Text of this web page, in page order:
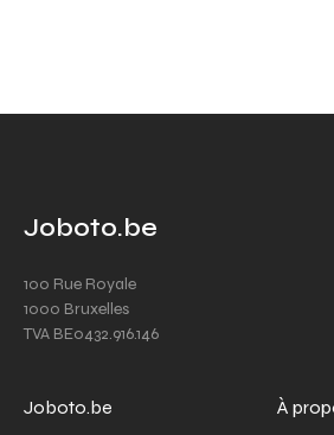
Joboto.be
100 Rue Royale
1000 Bruxelles
TVA BE0432.916.146
Joboto.be À